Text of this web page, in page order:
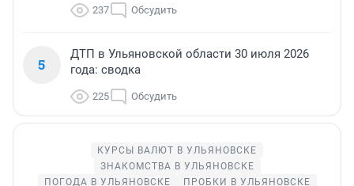
237 Обсудить
5
ДТП в Ульяновской области 30 июля 2026
года: сводка
225 Обсудить
КУРСЫ ВАЛЮТ В УЛЬЯНОВСКЕ
ЗНАКОМСТВА В УЛЬЯНОВСКЕ
ПОГОДА В УЛЬЯНОВСКЕ
ПРОБКИ В УЛЬЯНОВСКЕ